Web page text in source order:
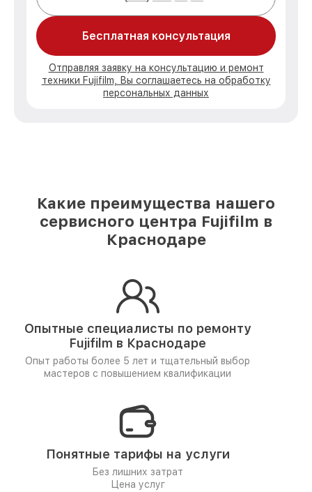
Бесплатная консультация
Отправляя заявку на консультацию и ремонт
техники Fujifilm, Вы соглашаетесь на обработку
персональных данных
Какие преимущества нашего
сервисного центра Fujifilm в
Краснодаре
Опытные специалисты по ремонту
Fujifilm в Краснодаре
Опыт работы более 5 лет и тщательный выбор
мастеров с повышением квалификации
Понятные тарифы на услуги
Без лишних затрат
Цена услуг